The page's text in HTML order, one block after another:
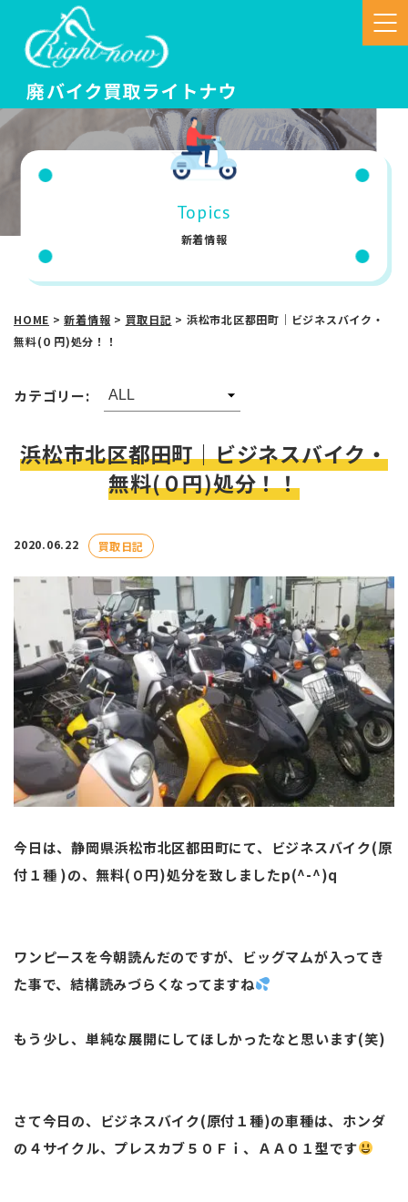
Topics
新着情報
HOME >新着情報 > 買取日記 > 浜松市北区都田町｜ビジネスバイク・
無料(０円)処分！！
カテゴリー:
浜松市北区都田町｜ビジネスバイク・
無料(０円)処分！！
2020.06.22 買取日記
今日は、静岡県浜松市北区都田町にて、ビジネスバイク(原
付１種 )の、無料(０円)処分を致しましたp(^-^)q
ワンピースを今朝読んだのですが、ビッグマムが入ってき
た事で、結構読みづらくなってますね
もう少し、単純な展開にしてほしかったなと思います(笑)
さて今日の、ビジネスバイク(原付１種)の車種は、ホンダ
の４サイクル、プレスカブ５０Ｆｉ、ＡＡ０１型です